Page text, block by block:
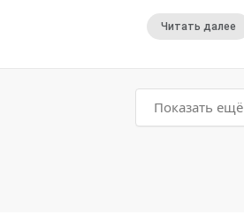
Читать далее
Показать ещё